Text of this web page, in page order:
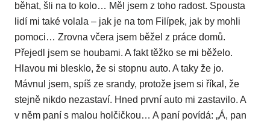
běhat, šli na to kolo… Měl jsem z toho radost. Spousta
lidí mi také volala – jak je na tom Filípek, jak by mohli
pomoci… Zrovna včera jsem běžel z práce domů.
Přejedl jsem se houbami. A fakt těžko se mi běželo.
Hlavou mi blesklo, že si stopnu auto. A taky že jo.
Mávnul jsem, spíš ze srandy, protože jsem si říkal, že
stejně nikdo nezastaví. Hned první auto mi zastavilo. A
v něm paní s malou holčičkou… A paní povídá: „Á, pan